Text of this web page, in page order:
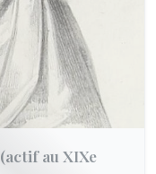
(actif au XIXe